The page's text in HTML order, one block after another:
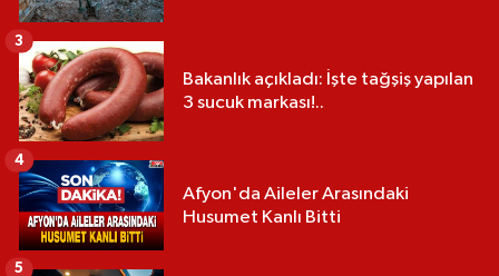
Bakanlık açıkladı: İşte tağşiş yapılan
3 sucuk markası!..
3
Afyon'da Aileler Arasındaki
Husumet Kanlı Bitti
4
5